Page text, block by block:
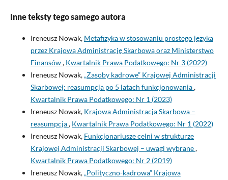
Inne teksty tego samego autora
Ireneusz Nowak, Metafizyka w stosowaniu prostego języka
przez Krajową Administrację Skarbową oraz Ministerstwo
Finansów, Kwartalnik Prawa Podatkowego: Nr 3 (2022)
Ireneusz Nowak, „Zasoby kadrowe” Krajowej Administracji
Skarbowej: reasumpcja po 5 latach funkcjonowania,
Kwartalnik Prawa Podatkowego: Nr 1 (2023)
Ireneusz Nowak, Krajowa Administracja Skarbowa –
reasumpcja, Kwartalnik Prawa Podatkowego: Nr 1 (2022)
Ireneusz Nowak, Funkcjonariusze celni w strukturze
Krajowej Administracji Skarbowej – uwagi wybrane,
Kwartalnik Prawa Podatkowego: Nr 2 (2019)
Ireneusz Nowak, „Polityczno-kadrowa” Krajowa